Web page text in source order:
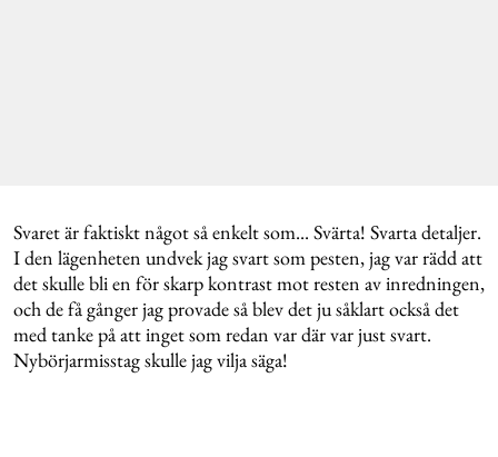
Svaret är faktiskt något så enkelt som... Svärta! Svarta detaljer.
I den lägenheten undvek jag svart som pesten, jag var rädd att
det skulle bli en för skarp kontrast mot resten av inredningen,
och de få gånger jag provade så blev det ju såklart också det
med tanke på att inget som redan var där var just svart.
Nybörjarmisstag skulle jag vilja säga!